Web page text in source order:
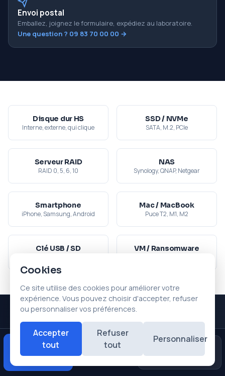
Envoi postal
Emballez, joignez le formulaire, expédiez au laboratoire.
Une question ? 09 83 70 00 00 →
Disque dur HS
Interne, externe, qui clique
SSD / NVMe
SATA, M.2, PCIe
Serveur RAID
RAID 0, 5, 6, 10
NAS
Synology, QNAP, Netgear
Smartphone
iPhone, Samsung, Android
Mac / MacBook
Puce T2, M1, M2
Clé USB / SD VM / Ransomware
Expertise de pointe
Cas Extrêmes : là où les
Cookies
Ce site utilise des cookies pour améliorer votre
expérience. Vous pouvez choisir d'accepter, refuser
ou personnaliser vos préférences.
Accepter
tout
Refuser
tout
Personnaliser
Diagnostic
gratuit
Google